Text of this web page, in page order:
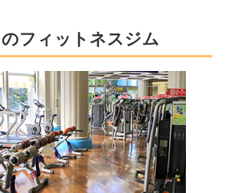
フィットネスジム